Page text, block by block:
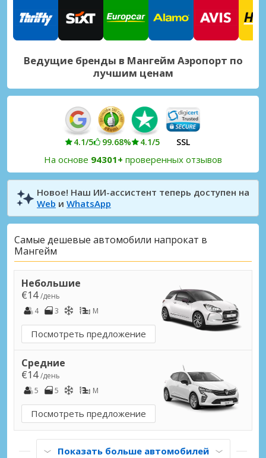
Ведущие бренды в Мангейм Аэропорт по
лучшим ценам
4.1/5 99.68% 4.1/5 SSL
На основе 94301+ проверенных отзывов
Новое! Наш ИИ-ассистент теперь доступен на
Web и WhatsApp
Самые дешевые автомобили напрокат в
Мангейм
Небольшие
€14/день
4
3 M
Посмотреть предложение
Средние
€14/день
5
5 M
Посмотреть предложение
Показать больше автомобилей